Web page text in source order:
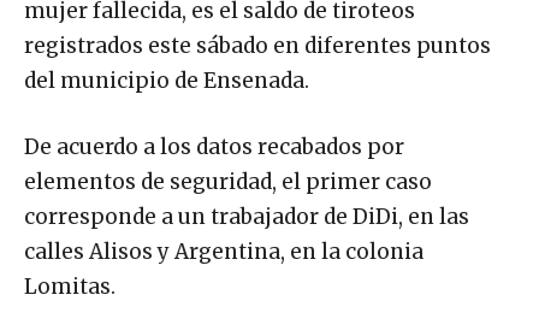
mujer fallecida, es el saldo de tiroteos
registrados este sábado en diferentes puntos
del municipio de Ensenada.
De acuerdo a los datos recabados por
elementos de seguridad, el primer caso
corresponde a un trabajador de DiDi, en las
calles Alisos y Argentina, en la colonia
Lomitas.